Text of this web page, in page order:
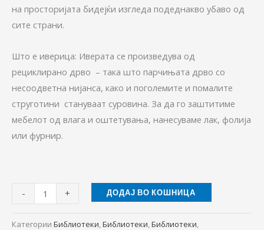
на просторијата бидејќи изгледа подеднакво убаво од
сите страни.
Што е иверица: Иверата се произведува од
рециклирано дрво – така што парчињата дрво со
несоодветна нијанса, како и поголемите и помалите
струготини стануваат суровина. За да го заштитиме
мебелот од влага и оштетувања, нанесуваме лак, фолија
или фурнир.
- + ДОДАЈ ВО КОШНИЦА
Категории Библиотеки,Библиотеки,Библиотеки,